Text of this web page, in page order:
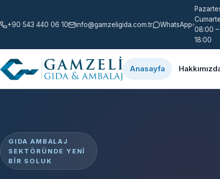
+90 543 440 06 10 info@gamzeligida.com.tr WhatsApp
08:00 –
18:00
Anasayfa
GIDA AMBALAJ
SEKTÖRÜNDE YENI
BIR SOLUK